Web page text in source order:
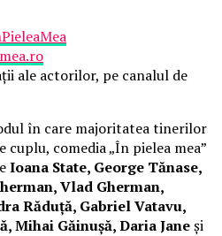
ale actorilor, pe canalul de
în care majoritatea tinerilor
comedia „În pielea mea”
Ioana State, George Tănase,
Vlad Gherman,
Răduță, Gabriel Vatavu,
Mihai Găinușă, Daria Janeși